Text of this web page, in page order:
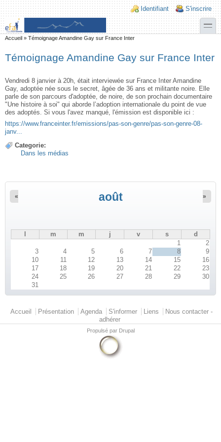
Aller au contenu principal
Skip to search
Login links
Identifiant S'inscrire
toggle
Vous êtes ici
Accueil » Témoignage Amandine Gay sur France Inter
Témoignage Amandine Gay sur France Inter
Vendredi 8 janvier à 20h, était interviewée sur France Inter Amandine
Gay, adoptée née sous le secret, âgée de 36 ans et militante noire. Elle
parle de son parcours d'adoptée, de noire, de son prochain documentaire
"Une histoire à soi" qui aborde l’adoption internationale du point de vue
des adoptés. Si vous l'avez manqué, l'émission est disponible ici :
https://www.franceinter.fr/emissions/pas-son-genre/pas-son-genre-08-
janv...
Categorie:
Dans les médias
août
« »
m m j v s
d
1
2
3
4 5 6 7 8
9
10
11 12 13 14 15
16
17
18 19 20 21 22
23
24
25 26 27 28 29
30
31
Menu principal
Accueil Présentation Agenda S'informer Liens
Nous contacter -
adhérer
Propulsé par Drupal